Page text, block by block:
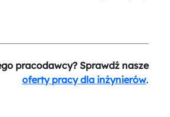
pracodawcy? Sprawdź nasze
oferty pracy dla inżynierów.